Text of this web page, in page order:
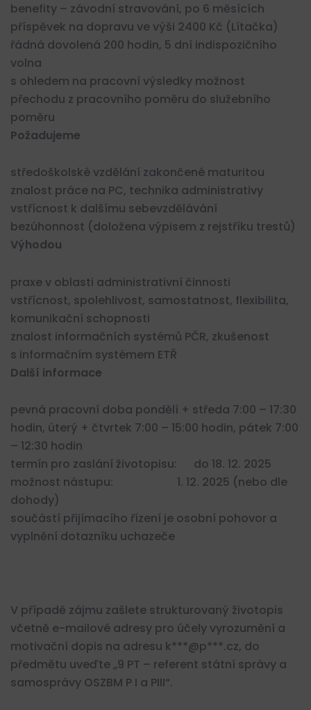
benefity – závodní stravování, po 6 měsících
příspěvek na dopravu ve výši 2400 Kč (Lítačka)
řádná dovolená 200 hodin, 5 dní indispozičního
volna
s ohledem na pracovní výsledky možnost
přechodu z pracovního poměru do služebního
poměru
Požadujeme
středoškolské vzdělání zakončené maturitou
znalost práce na PC, technika administrativy
vstřícnost k dalšímu sebevzdělávání
bezúhonnost (doložena výpisem z rejstříku trestů)
Výhodou
praxe v oblasti administrativní činnosti
vstřícnost, spolehlivost, samostatnost, flexibilita,
komunikační schopnosti
znalost informačních systémů PČR, zkušenost
s informačním systémem ETŘ
Další informace
pevná pracovní doba pondělí + středa 7:00 – 17:30
hodin, úterý + čtvrtek 7:00 – 15:00 hodin, pátek 7:00
– 12:30 hodin
termín pro zaslání životopisu: do 18. 12. 2025
možnost nástupu: 1. 12. 2025 (nebo dle
dohody)
součástí přijímacího řízení je osobní pohovor a
vyplnění dotazníku uchazeče
V případě zájmu zašlete strukturovaný životopis
včetně e-mailové adresy pro účely vyrozumění a
motivační dopis na adresu k***@p***.cz, do
předmětu uveďte „9 PT – referent státní správy a
samosprávy OSZBM P I a PIII“.